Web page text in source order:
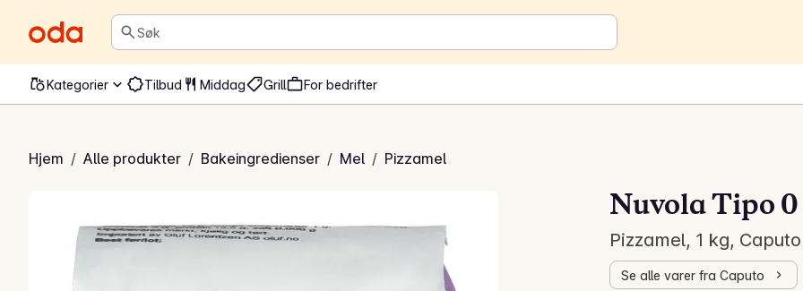
Søk
Kategorier Tilbud Middag Grill For bedrifter
Hjem / Alle produkter / Bakeingredienser / Mel / Pizzamel
Tipo 0
Nuvola Tipo 0
Pizzamel, 1 kg, Caputo
Se alle varer fra Caputo